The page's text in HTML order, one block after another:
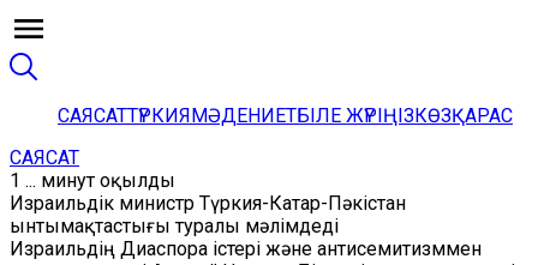
САЯСАТТҮРКИЯМӘДЕНИЕТБІЛЕ ЖҮРІҢІЗКӨЗҚАРАС
САЯСАТ
1 ... минут оқылды
Израильдік министр Түркия-Катар-Пәкістан
ынтымақтастығы туралы мәлімдеді
Израильдің Диаспора істері және антисемитизммен